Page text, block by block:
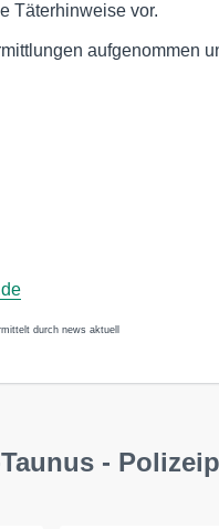
Täterhinweise vor.
aufgenommen
durch news aktuell
-